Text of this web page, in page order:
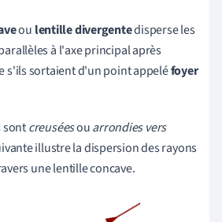
ou lentille divergentedisperseles
à l'axe principal après
s'ils sortaient d'un point appeléfoyer
sontcreuséesouarrondies vers
illustre la dispersion des rayons
une lentille concave.